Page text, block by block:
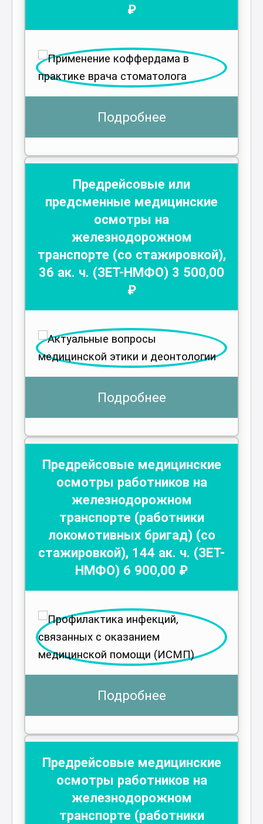
₽
Подробнее
Предрейсовые или
предсменные медицинские
осмотры на
железнодорожном
транспорте (со стажировкой),
36 ак. ч. (ЗЕТ-НМФО) 3 500,00
₽
Подробнее
Предрейсовые медицинские
осмотры работников на
железнодорожном
транспорте (работники
локомотивных бригад) (со
стажировкой), 144 ак. ч. (ЗЕТ-
НМФО) 6 900,00 ₽
Подробнее
Предрейсовые медицинские
осмотры работников на
железнодорожном
транспорте (работники